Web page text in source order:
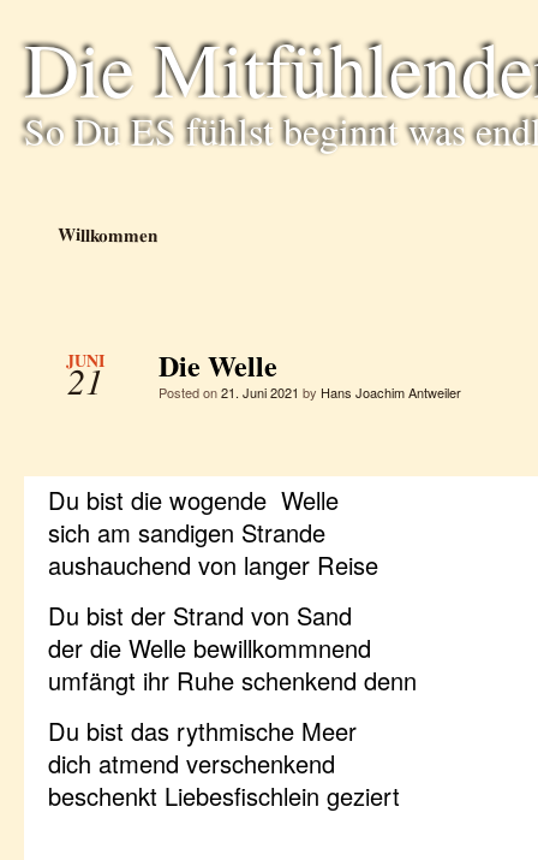
Die
So Du ES fühlst beginnt was
Willkommen
JUNI
21 Die Welle
Posted on21. Juni 2021 by Hans Joachim Antweiler
Du bist die wogende Welle
sich am sandigen Strande
aushauchend von langer Reise
Du bist der Strand von Sand
der die Welle bewillkommnend
umfängt ihr Ruhe schenkend denn
Du bist das rythmische Meer
dich atmend verschenkend
beschenkt Liebesfischlein geziert